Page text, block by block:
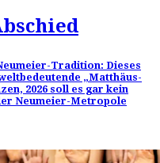
Tradition: Dieses
„Matthäus-
2026 soll es gar kein
Neumeier-Metropole